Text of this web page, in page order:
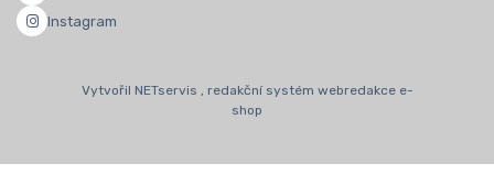
Instagram
Vytvořil NETservis , redakční systém webredakce e-
shop